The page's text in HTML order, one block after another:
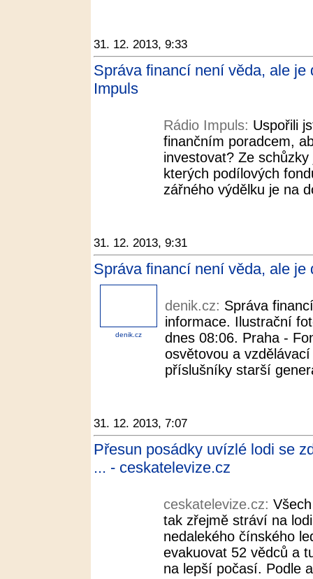
31. 12. 2013, 9:33
Správa financí není věda, ale
Impuls
Rádio Impuls: Uspořili
finančním poradcem,
investovat? Ze
kterých podílových
zářného výdělku je na
31. 12. 2013, 9:31
Správa financí není věda, ale
denik.cz
denik.cz: Správa
informace. Ilustrační
dnes 08:06. Praha -
osvětovou a
příslušníky starší
31. 12. 2013, 7:07
Přesun posádky uvízlé lodi se
... - ceskatelevize.cz
ceskatelevize.cz:
tak zřejmě stráví na
nedalekého čínského
evakuovat 52 vědců a
na lepší počasí. Podle